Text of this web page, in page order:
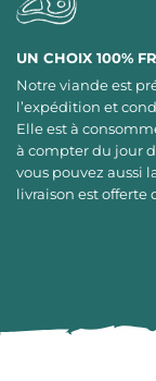
UN CHOIX 100%
Notre viande est
l’expédition et
Elle est à
à compter du jour
vous pouvez aussi
livraison est offerte